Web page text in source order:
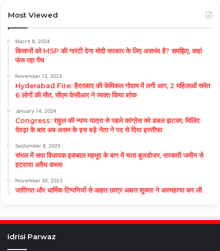
Most Viewed
March 8, 2024
किसानों को MSP की गारंटी देना मोदी सरकार के लिए असभंव है? समझिए, कहां
फंस रहा पेंच
November 13, 2023
Hyderabad Fire: हैदराबाद की केमिकल गोदाम में लगी आग, 2 महिलाओं समेत
6 लोगों की मौत, सीएम केसीआर ने व्यक्त किया शोक
January 14, 2024
Congress: राहुल की न्याय यात्रा से पहले कांग्रेस को डबल झटका, मिलिंद
देवड़ा के बाद अब असम के इस बड़े नेता ने पद से दिया इस्तीफा
September 6, 2025
संभल में सपा विधायक इकबाल महमूद के बाग में चला बुलडोजर, सरकारी जमीन से
हटवाया अवैध कब्जा
November 30, 2023
जातिगत और धार्मिक टिप्पणियों से आहत छात्र अक्षत शुक्ला ने आत्महत्या कर ली
idrisi Parwaz